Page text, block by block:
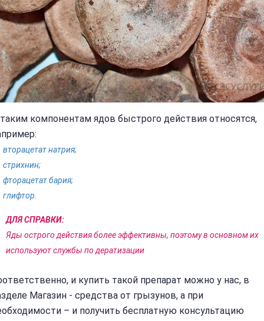
компонентам ядов быстрого действия относятся,
вторацетат натрия;
стрихнин;
фторацетат бария;
глифтор.
ДЛЯ СПРАВКИ:
Яды острого действия более эффективны, поэтому в основном их
используют службы по дератизации
и купить такой препарат можно у нас, в
Магазин - средства от грызунов, а при
– и получить бесплатную консультацию